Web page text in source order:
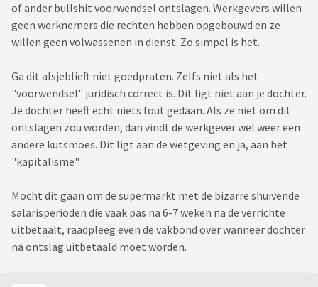
of ander bullshit voorwendsel ontslagen. Werkgevers willen
geen werknemers die rechten hebben opgebouwd en ze
willen geen volwassenen in dienst. Zo simpel is het.
Ga dit alsjeblieft niet goedpraten. Zelfs niet als het
"voorwendsel" juridisch correct is. Dit ligt niet aan je dochter.
Je dochter heeft echt niets fout gedaan. Als ze niet om dit
ontslagen zou worden, dan vindt de werkgever wel weer een
andere kutsmoes. Dit ligt aan de wetgeving en ja, aan het
"kapitalisme".
Mocht dit gaan om de supermarkt met de bizarre shuivende
salarisperioden die vaak pas na 6-7 weken na de verrichte
uitbetaalt, raadpleeg even de vakbond over wanneer dochter
na ontslag uitbetaald moet worden.